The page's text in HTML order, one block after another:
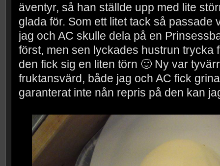
äventyr, så han ställde upp med lite
glada för. Som ett litet tack så passade
jag och AC skulle dela på en
först, men sen lyckades hustrun trycka
den fick sig en liten törn 🙂 Ny var
fruktansvärd, både jag och AC fick
garanterat inte nån repris på den kan